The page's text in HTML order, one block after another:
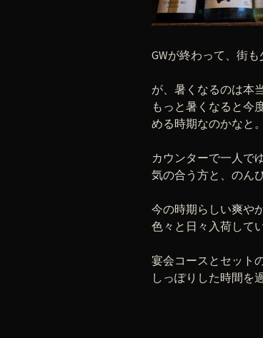
GWが終わって、街も
が、暑くなるのは本
もっと暑くなると今
める時期なのかなと。
カウンターで一人で
気の合う方と、のん
今の時期らしい爽や
色々と日々入荷して
宴会コースとセット
しっぽりした時間を